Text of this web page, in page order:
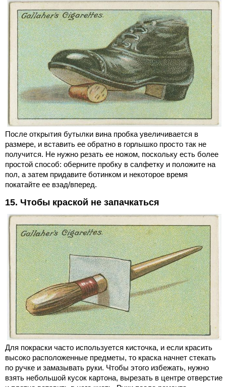
После открытия бутылки вина пробка увеличивается в
размере, и вставить ее обратно в горлышко просто так не
получится. Не нужно резать ее ножом, поскольку есть более
простой способ: оберните пробку в салфетку и положите на
пол, а затем придавите ботинком и некоторое время
покатайте ее взад/вперед.
15. Чтобы краской не запачкаться
Для покраски часто используется кисточка, и если красить
высоко расположенные предметы, то краска начнет стекать
по ручке и замазывать руки. Чтобы этого избежать, нужно
взять небольшой кусок картона, вырезать в центре отверстие